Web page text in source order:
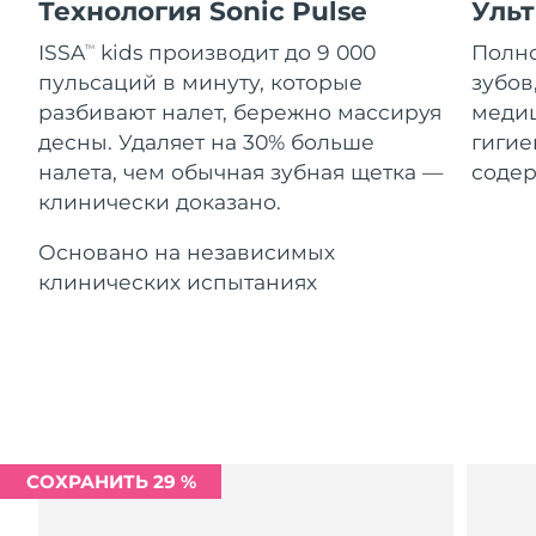
Технология Sonic Pulse
ISSATM
kids производит до 9 000
пульсаций в минуту, которые
разбивают налет, бережно массируя
десны. Удаляет на 30% больше
налета, чем обычная зубная щетка —
клинически доказано.
Основано на независимых
клинических испытаниях
СОХРАНИТЬ 29 %
For healthy hair
18% PAP
Купить
FOREO APP
Гибралтар
Ожидаемая дата доставки
Греция
Ожидаемая дата доставки
8/11/26
Гонконг (САР)
8/12/26
Венгрия